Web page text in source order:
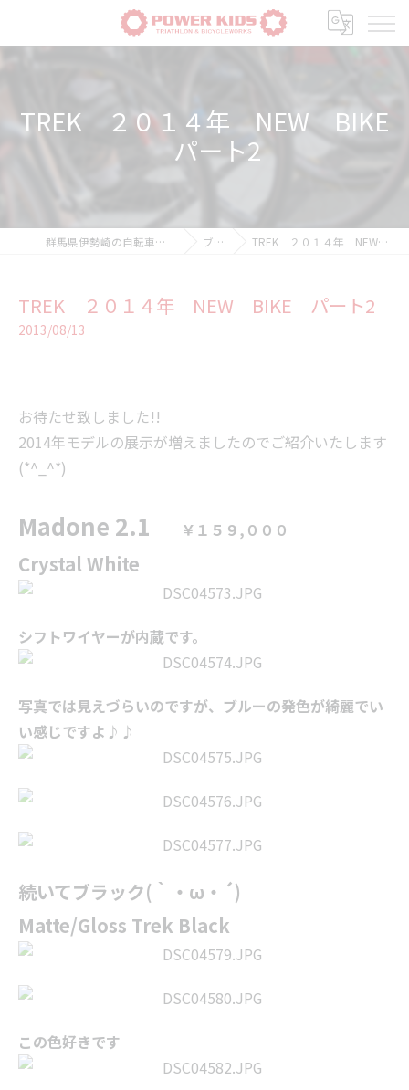
TREK ２０１４年 NEW BIKE
パート2
群馬県伊勢崎の自転車ならPOWER-KIDS ブログ TREK ２０１４年 NEW BIKE パート2
TREK ２０１４年 NEW BIKE パート2
2013/08/13
お待たせ致しました!!
2014年モデルの展示が増えましたのでご紹介いたします
(*^_^*)
Madone 2.1 ￥１５９,０００
Crystal White
シフトワイヤーが内蔵です。
写真では見えづらいのですが、ブルーの発色が綺麗でい
い感じですよ♪♪
続いてブラック(｀・ω・´)
Matte/Gloss Trek Black
この色好きです